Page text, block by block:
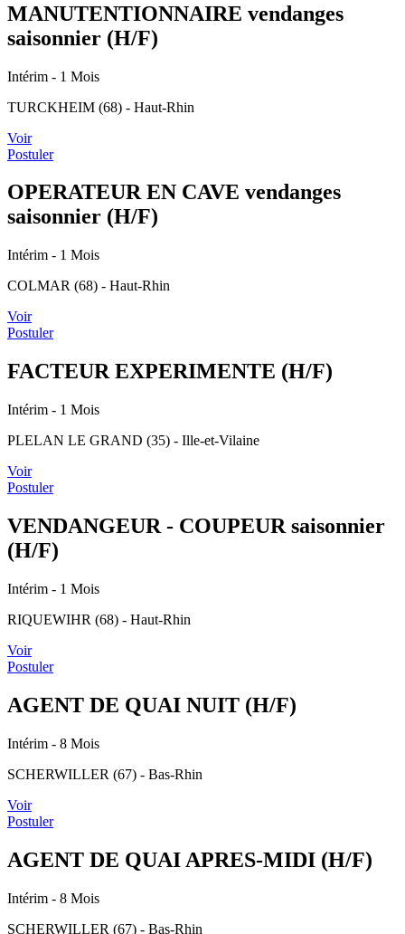
MANUTENTIONNAIRE vendanges
saisonnier (H/F)
Intérim - 1 Mois
TURCKHEIM (68) - Haut-Rhin
Voir
Postuler
OPERATEUR EN CAVE vendanges
saisonnier (H/F)
Intérim - 1 Mois
COLMAR (68) - Haut-Rhin
Voir
Postuler
FACTEUR EXPERIMENTE (H/F)
Intérim - 1 Mois
PLELAN LE GRAND (35) - Ille-et-Vilaine
Voir
Postuler
VENDANGEUR - COUPEUR saisonnier
(H/F)
Intérim - 1 Mois
RIQUEWIHR (68) - Haut-Rhin
Voir
Postuler
AGENT DE QUAI NUIT (H/F)
Intérim - 8 Mois
SCHERWILLER (67) - Bas-Rhin
Voir
Postuler
AGENT DE QUAI APRES-MIDI (H/F)
Intérim - 8 Mois
SCHERWILLER (67) - Bas-Rhin